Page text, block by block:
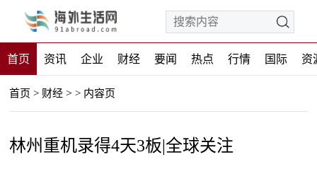
首页 资讯 企业 财经 要闻 热点 行情 国际 资
首页 > 财经 > > 内容页
林州重机录得4天3板|全球关注